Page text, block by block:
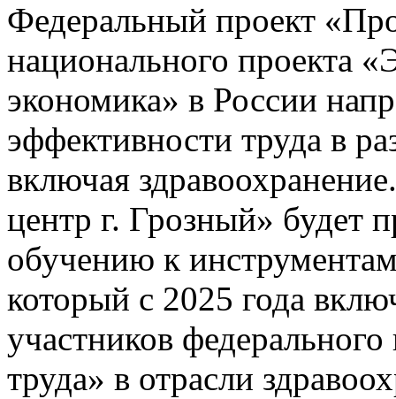
Федеральный проект
национального проекта
экономика» в России
эффективности труда в
включая
центр г. Грозный» будет
обучению к
который с 2025 года
участников
труда» в отрасли